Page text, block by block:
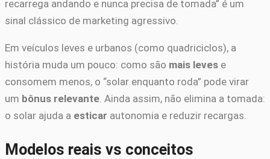
recarrega andando e nunca precisa de tomada” é um
sinal clássico de marketing agressivo.
Em veículos leves e urbanos (como quadriciclos), a
história muda um pouco: como são mais leves e
consomem menos, o “solar enquanto roda” pode virar
um bônus relevante . Ainda assim, não elimina a tomada:
o solar ajuda a esticar autonomia e reduzir recargas.
Modelos reais vs conceitos